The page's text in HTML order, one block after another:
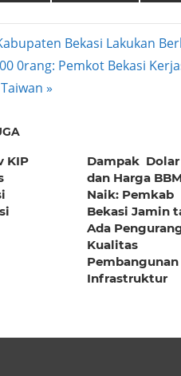
Bekasi Lakukan
0rang: Pemkot Bekasi
KIP
Dampak Dolar
dan Harga BBM
Naik: Pemkab
Bekasi Jamin
Ada
Kualitas
Pembangunan
Infrastruktur